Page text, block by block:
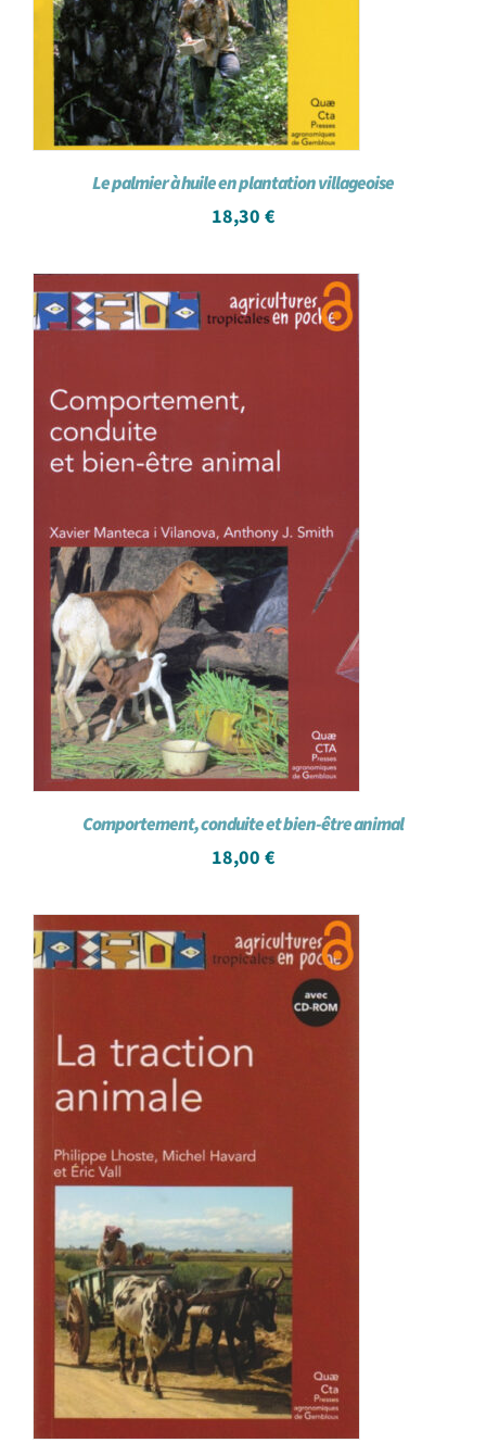
Le palmier à huile en plantation villageoise
18,30 €
Comportement, conduite et bien-être animal
18,00 €